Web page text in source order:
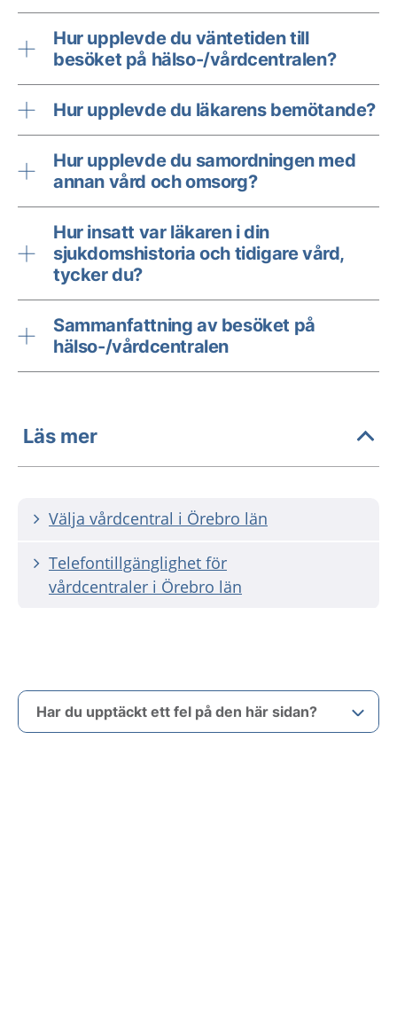
Hur upplevde du väntetiden till
besöket på hälso-/vårdcentralen?
Hur upplevde du läkarens bemötande?
Hur upplevde du samordningen med
annan vård och omsorg?
Hur insatt var läkaren i din
sjukdomshistoria och tidigare vård,
tycker du?
Sammanfattning av besöket på
hälso-/vårdcentralen
Läs mer
Välja vårdcentral i Örebro län
Telefontillgänglighet för
vårdcentraler i Örebro län
Har du upptäckt ett fel på den här sidan?